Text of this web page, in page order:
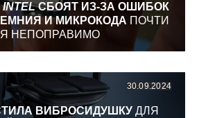
INTELСБОЯТ ИЗ-ЗА ОШИБОК
И МИКРОКОДА ПОЧТИ
НЕПОПРАВИМО
30.09.2024
ВИБРОСИДУШКУ ДЛЯ